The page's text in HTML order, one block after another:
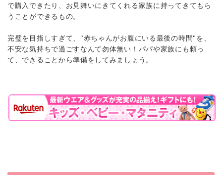
で購入できたり、お見舞いにきてくれる家族に持ってきてもら
うことができるもの。
完璧を目指しすぎて、"赤ちゃんがお腹にいる最後の時間"を、
不安な気持ちで過ごすなんて勿体無い！パパや家族にも頼っ
て、できることから準備をしてみましょう。